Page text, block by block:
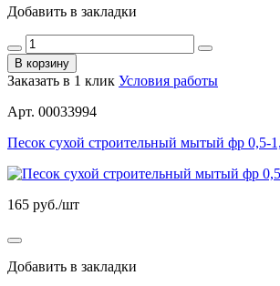
Добавить в закладки
В корзину
Заказать в 1 клик Условия работы
Арт. 00033994
Песок сухой строительный мытый фр 0,5-
165 руб./шт
Добавить в закладки